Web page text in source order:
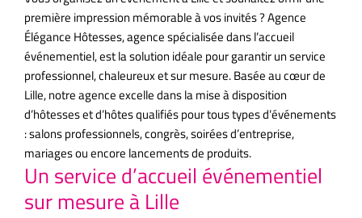
première impression mémorable à vos invités ? Agence
Élégance Hôtesses, agence spécialisée dans l’accueil
événementiel, est la solution idéale pour garantir un service
professionnel, chaleureux et sur mesure. Basée au cœur de
Lille, notre agence excelle dans la mise à disposition
d’hôtesses et d’hôtes qualifiés pour tous types d’événements
: salons professionnels, congrès, soirées d’entreprise,
mariages ou encore lancements de produits.
Un service d’accueil événementiel
sur mesure à Lille